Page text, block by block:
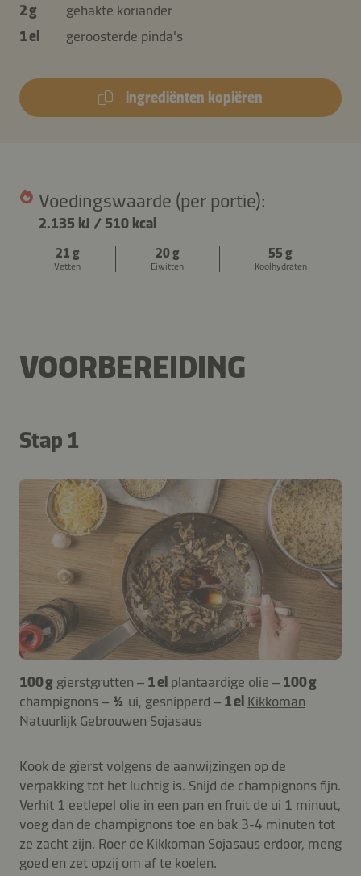
2 g
gehakte koriander
1 el
geroosterde pinda's
ingrediënten kopiëren
Voedingswaarde (per portie):
2.135 kJ / 510 kcal
21 g
Vetten
20 g
Eiwitten
55 g
Koolhydraten
VOORBEREIDING
Stap 1
100 ggierstgrutten – 1 el plantaardige olie – 100 g
champignons – ½ ui, gesnipperd – 1 el Kikkoman
Natuurlijk Gebrouwen Sojasaus
Kook de gierst volgens de aanwijzingen op de
verpakking tot het luchtig is. Snijd de champignons fijn.
Verhit 1 eetlepel olie in een pan en fruit de ui 1 minuut,
voeg dan de champignons toe en bak 3-4 minuten tot
ze zacht zijn. Roer de Kikkoman Sojasaus erdoor, meng
goed en zet opzij om af te koelen.